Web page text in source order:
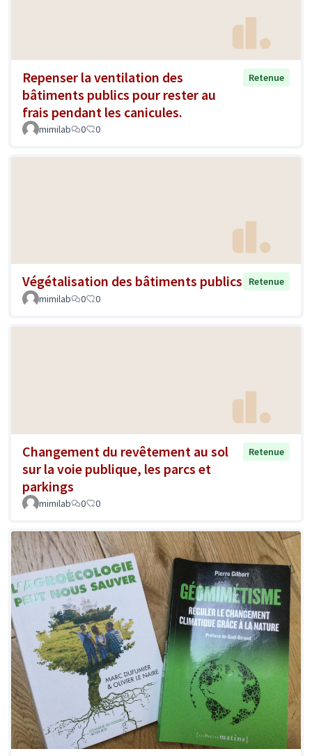
Repenser la ventilation des
bâtiments publics pour rester au
frais pendant les canicules.
Retenue
mimilab 0 0
Végétalisation des bâtiments publics
Retenue
mimilab
0 0
Changement du revêtement au sol
sur la voie publique, les parcs et
parkings
Retenue
mimilab 0 0